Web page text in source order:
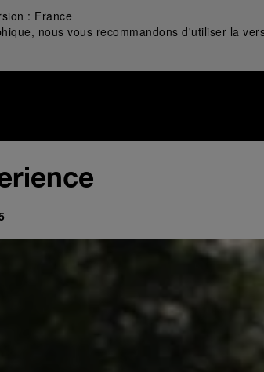
: France
nous vous recommandons d'utiliser la